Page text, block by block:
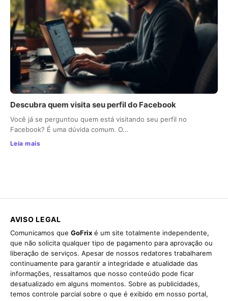
Descubra quem visita seu perfil do Facebook
Você já se perguntou quem está visitando seu perfil no
Facebook? É uma dúvida comum. O…
Leia mais
AVISO LEGAL
Comunicamos que GoFrix é um site totalmente independente,
que não solicita qualquer tipo de pagamento para aprovação ou
liberação de serviços. Apesar de nossos redatores trabalharem
continuamente para garantir a integridade e atualidade das
informações, ressaltamos que nosso conteúdo pode ficar
desatualizado em alguns momentos. Sobre as publicidades,
temos controle parcial sobre o que é exibido em nosso portal,